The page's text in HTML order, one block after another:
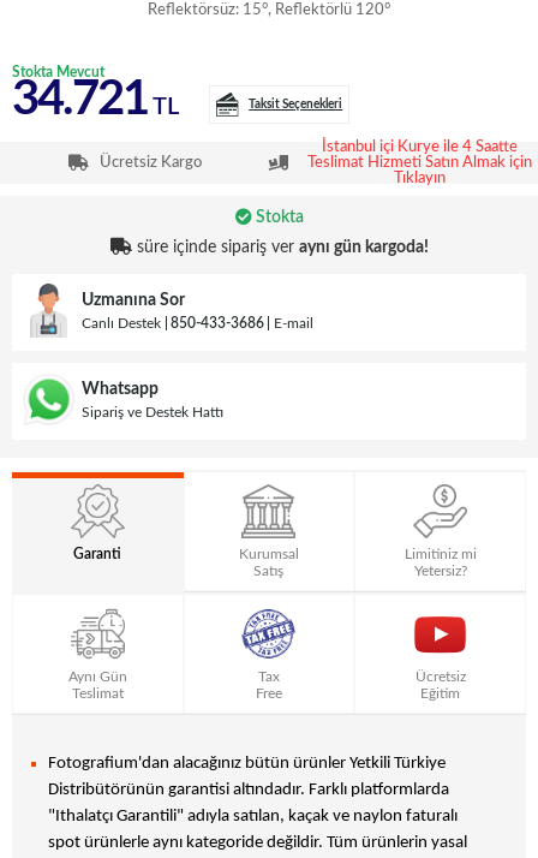
Reflektörsüz: 15°, Reflektörlü 120°
Stokta Mevcut
34.721 TL Taksit Seçenekleri
Ücretsiz Kargo
İstanbul içi Kurye ile 4 Saatte
Teslimat Hizmeti Satın Almak için
Tıklayın
Stokta
süre içinde sipariş ver aynı gün kargoda!
Uzmanına Sor
Canlı Destek 850-433-3686 E-mail
Whatsapp
Sipariş ve Destek Hattı
Garanti
Kurumsal
Satış
Limitiniz mi
Yetersiz?
Aynı Gün
Teslimat
Tax
Free
Ücretsiz
Eğitim
Fotografium'dan alacağınız bütün ürünler Yetkili Türkiye
Distribütörünün garantisi altındadır. Farklı platformlarda
"Ithalatçı Garantili" adıyla satılan, kaçak ve naylon faturalı
spot ürünlerle aynı kategoride değildir. Tüm ürünlerin yasal